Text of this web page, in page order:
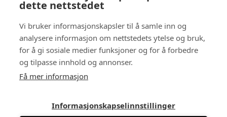
dette nettstedet
Vi bruker informasjonskapsler til å samle inn og
analysere informasjon om nettstedets ytelse og bruk,
for å gi sosiale medier funksjoner og for å forbedre
og tilpasse innhold og annonser.
Få mer informasjon
Informasjonskapselinnstillinger
Følg oss i sosiale medier